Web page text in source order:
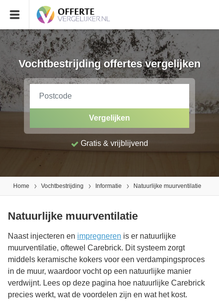
Vochtbestrijding offertes vergelijken
Vergelijken
Gratis & vrijblijvend
Home Vochtbestrijding Informatie Natuurlijke muurventilatie
Natuurlijke muurventilatie
Naast injecteren en impregneren is er natuurlijke
muurventilatie, oftewel Carebrick. Dit systeem zorgt
middels keramische kokers voor een verdampingsproces
in de muur, waardoor vocht op een natuurlijke manier
verdwijnt. Lees op deze pagina hoe natuurlijke Carebrick
precies werkt, wat de voordelen zijn en wat het kost.